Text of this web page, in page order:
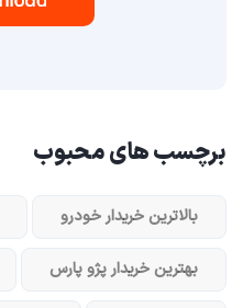
برچسب های محبوب
بالاترین خریدار خودرو
بهترین خریدار پژو پارس